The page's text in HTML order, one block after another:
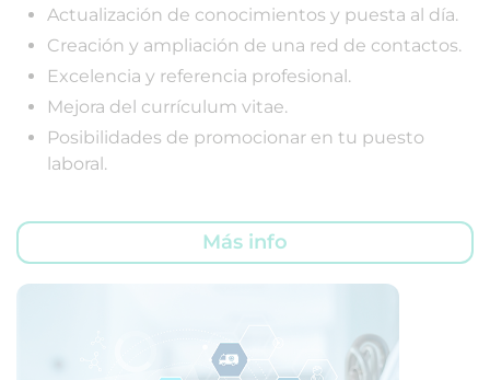
Actualización de conocimientos y puesta al día.
Creación y ampliación de una red de contactos.
Excelencia y referencia profesional.
Mejora del currículum vitae.
Posibilidades de promocionar en tu puesto
laboral.
Más info